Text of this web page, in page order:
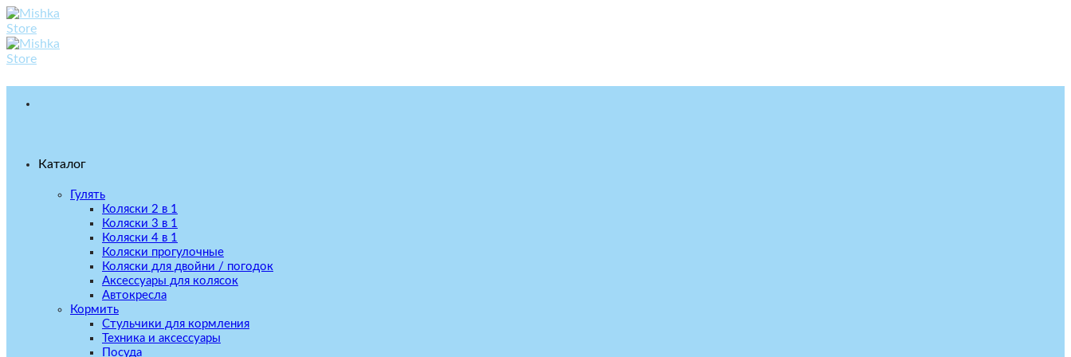
Skip
to
content
Каталог
Гулять
Коляски 2 в 1
Коляски 3 в 1
Коляски 4 в 1
Коляски прогулочные
Коляски для двойни / погодок
Аксессуары для колясок
Автокресла
Кормить
Стульчики для кормления
Техника и аксессуары
Посуда